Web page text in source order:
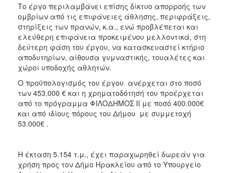
Το έργο περιλαμβάνει επίσης δίκτυο απορροής των
ομβρίων από τις επιφάνειες άθλησης, περιφράξεις,
στηρίξεις των πρανών, κ.α., ενώ προβλέπεται και
ελεύθερη επιφάνεια προκειμένου μελλοντικά, στη
δεύτερη φάση του έργου, να κατασκευαστεί κτήριο
αποδυτηρίων, αίθουσα γυμναστικής, τουαλέτες και
χώροι υποδοχής αθλητών.
Ο προϋπολογισμός του έργου ανέρχεται στο ποσό
των 453.000 € και η χρηματοδότησή του προέρχεται
από το πρόγραμμα ΦΙΛΟΔΗΜΟΣ ΙΙ με ποσό 400.000€
και από ιδίους πόρους του Δήμου με συμμετοχή
53.000€ .
Η έκταση 5.154 τ.μ., έχει παραχωρηθεί δωρεάν για
χρήση προς τον Δήμο Ηρακλείου από το Υπουργείο